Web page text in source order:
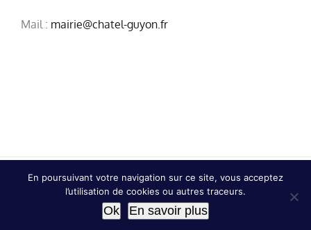
Mail : mairie@chatel-guyon.fr
© Copyright2026 | Ville de Châtel-Guyon |
Mentions
légales|Confidentialité
En poursuivant votre navigation sur ce site, vous acceptez
l’utilisation de cookies ou autres traceurs.
Ok En savoir plus